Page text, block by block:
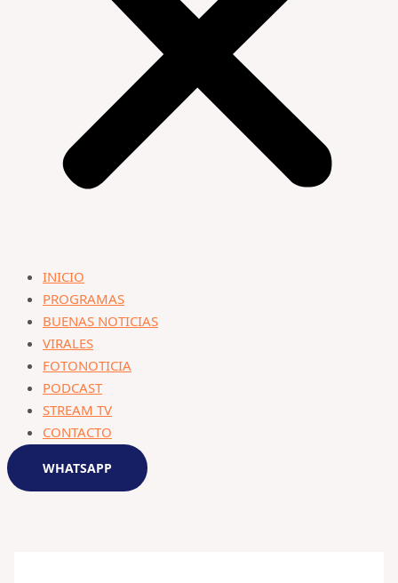
INICIO
PROGRAMAS
BUENAS NOTICIAS
VIRALES
FOTONOTICIA
PODCAST
STREAM TV
CONTACTO
WHATSAPP